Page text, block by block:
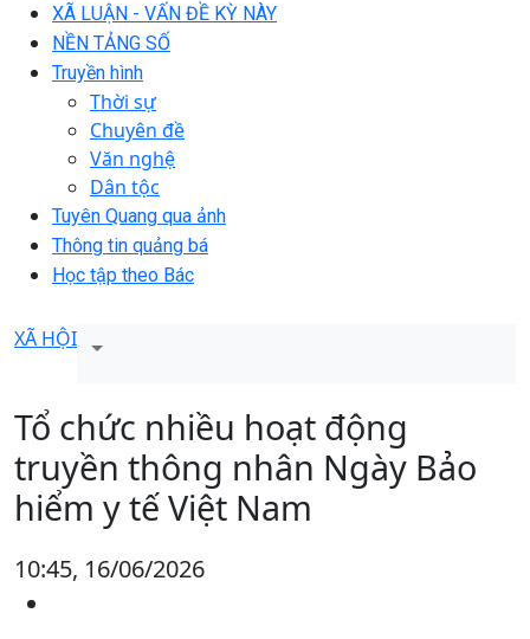
XÃ LUẬN - VẤN ĐỀ KỲ NÀY
NỀN TẢNG SỐ
Truyền hình
Thời sự
Chuyên đề
Văn nghệ
Dân tộc
Tuyên Quang qua ảnh
Thông tin quảng bá
Học tập theo Bác
XÃ HỘI
Tổ chức nhiều hoạt động
truyền thông nhân Ngày Bảo
hiểm y tế Việt Nam
10:45, 16/06/2026